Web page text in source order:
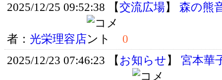
2025/12/25 09:52:38 【交流広場】 森の熊
者： 光栄理容店
0
2025/12/23 07:46:23 【お知らせ】 宮本華